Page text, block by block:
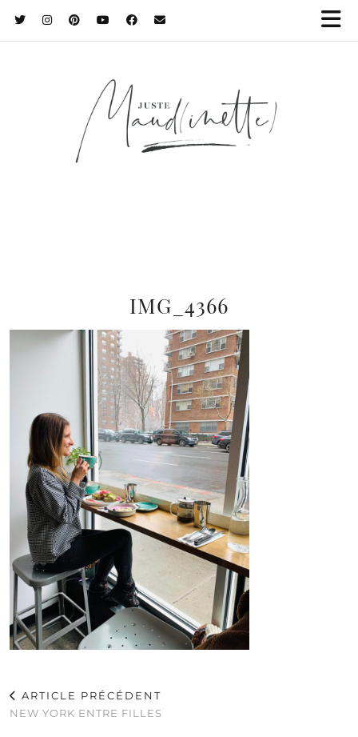
IMG_4366
ARTICLE PRÉCÉDENT
NEW YORK ENTRE FILLES